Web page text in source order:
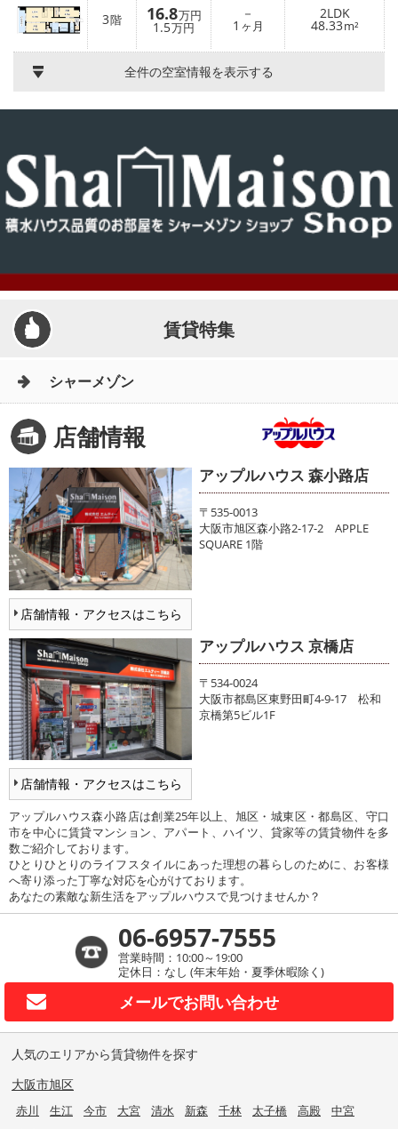
3階 16.8万円
1.5万円
－
1 ヶ月
2LDK
48.33m²
全件の空室情報を表示する
賃貸特集
シャーメゾン
店舗情報
店舗情報・アクセスはこちら
アップルハウス 森小路店
〒535-0013
大阪市旭区森小路2-17-2 APPLE
SQUARE 1階
店舗情報・アクセスはこちら
アップルハウス 京橋店
〒534-0024
大阪市都島区東野田町4-9-17 松和
京橋第5ビル1F
アップルハウス森小路店は創業25年以上、旭区・城東区・都島区、守口
市を中心に賃貸マンション、アパート、ハイツ、貸家等の賃貸物件を多
数ご紹介しております。
ひとりひとりのライフスタイルにあった理想の暮らしのために、お客様
へ寄り添った丁寧な対応を心がけております。
あなたの素敵な新生活をアップルハウスで見つけませんか？
06-6957-7555
営業時間：10:00～19:00
定休日：なし (年末年始・夏季休暇除く)
メールでお問い合わせ
人気のエリアから賃貸物件を探す
大阪市旭区
赤川 生江 今市 大宮 清水 新森 千林 太子橋 高殿
中宮